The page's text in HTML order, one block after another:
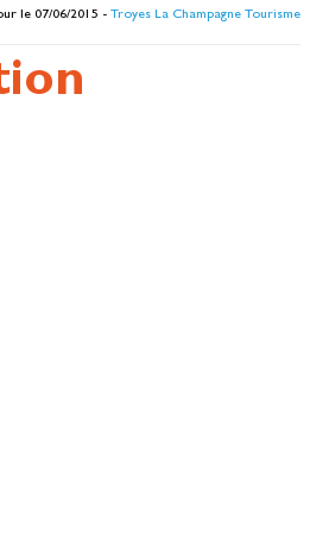
le 07/06/2015 -Troyes La Champagne Tourisme